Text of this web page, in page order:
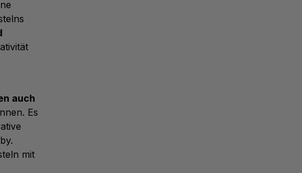
auch
Es
mit